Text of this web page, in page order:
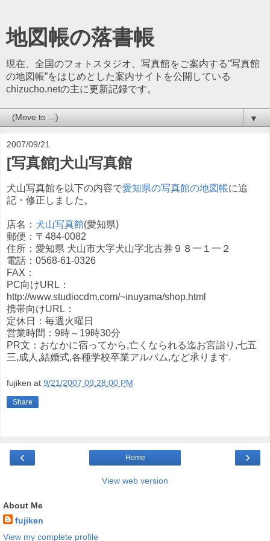
地図帳の落書帳
現在、全国のフォトスタジオ、写真館をご案内する”写真館
の地図帳”をはじめとした案内サイトを公開している
chizucho.netの主に更新記録です。
▼
2007/09/21
[写真館]犬山写真館
犬山写真館を以下の内容で愛知県の写真館の地図帳に追
記・修正しました。
店名： 犬山写真館(愛知県)
郵便：〒484-0082
住所：愛知県 犬山市大字犬山字北古券９８一１一２
電話：0568-61-0326
FAX：
PC向けURL：
http://www.studiocdm.com/~inuyama/shop.html
携帯向けURL：
定休日：毎週火曜日
営業時間：9時～19時30分
PR文：おなかに宿ってから,亡くなられる迄お宮詣り,七五
三,成人,結婚式,各種学校卒業アルバム,など承ります.
fujiken at 9/21/2007 09:28:00 PM
Share
‹ ›
Home
View web version
About Me
fujiken
View my complete profile